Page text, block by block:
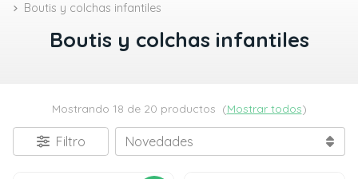
Boutis y colchas infantiles
Boutis y colchas infantiles
Mostrando 18 de 20 productos (Mostrar todos)
Filtro